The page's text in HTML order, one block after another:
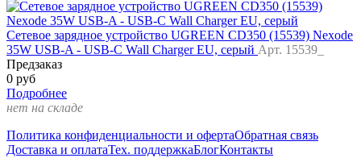
Сетевое зарядное устройство UGREEN CD350 (15539) Nexode
35W USB-A - USB-C Wall Charger EU, серый Арт. 15539_
Предзаказ
0 руб
Подробнее
нет на складе
Политика конфиденциальности и офертаОбратная связь
Доставка и оплатаТех. поддержкаБлогКонтакты